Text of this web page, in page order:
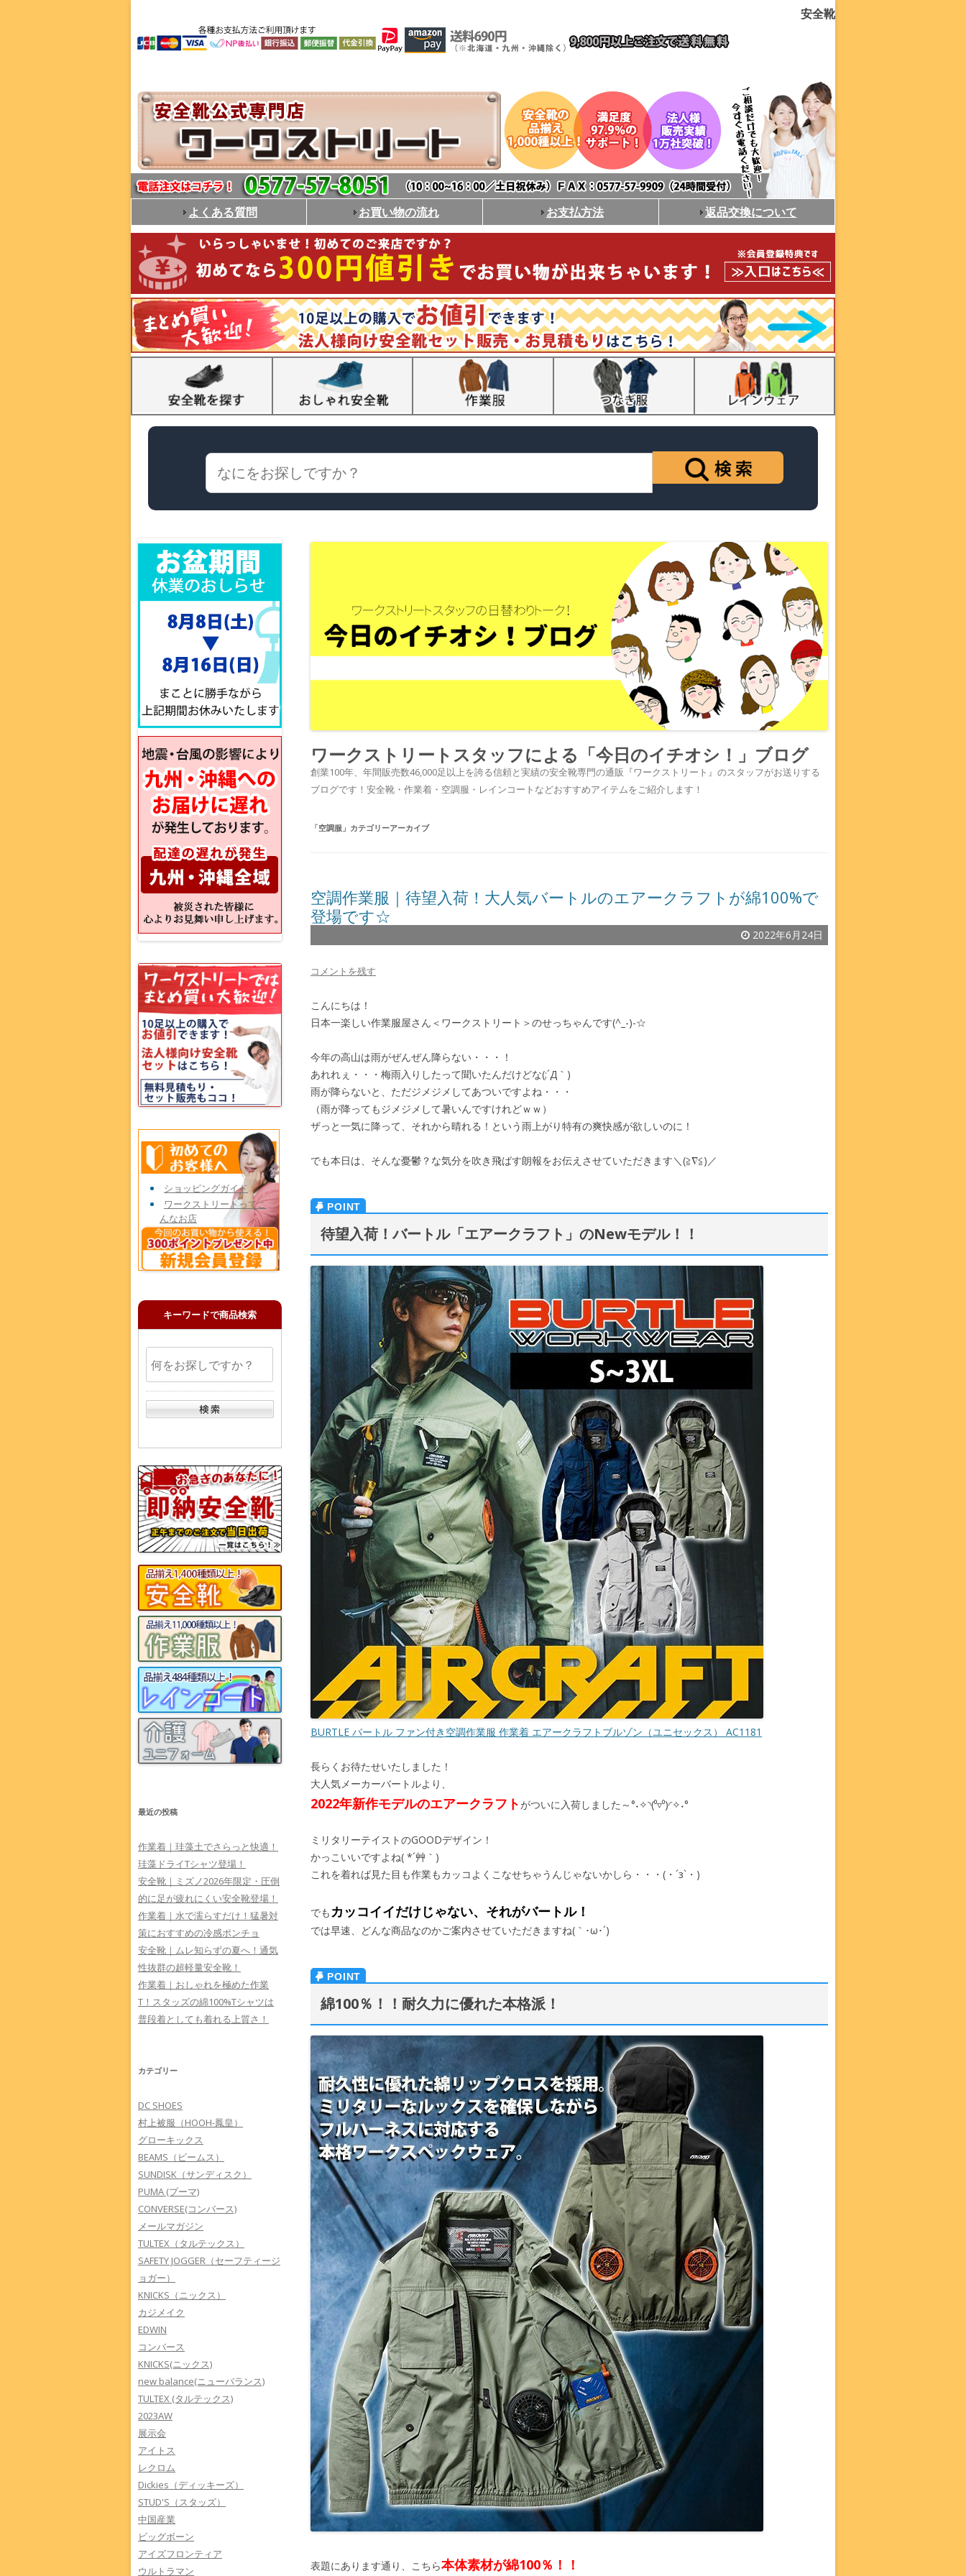
安全靴
よくある質問 お買い物の流れ お支払方法 返品交換について
ワークストリートスタッフによる「今日のイチオシ！」ブログ
創業100年、年間販売数46,000足以上を誇る信頼と実績の安全靴専門の通販『ワークストリート』のスタッフがお送りする
ブログです！安全靴・作業着・空調服・レインコートなどおすすめアイテムをご紹介します！
「空調服 」カテゴリーアーカイブ
空調作業服｜待望入荷！大人気バートルのエアークラフトが綿100%で
登場です☆
2022年6月24日
コメントを残す
こんにちは！
日本一楽しい作業服屋さん＜ワークストリート＞のせっちゃんです(^_-)-☆
今年の高山は雨がぜんぜん降らない・・・！
あれれぇ・・・梅雨入りしたって聞いたんだけどな(;´Д｀)
雨が降らないと、ただジメジメしてあついですよね・・・
（雨が降ってもジメジメして暑いんですけれどｗｗ）
ザっと一気に降って、それから晴れる！という雨上がり特有の爽快感が欲しいのに！
でも本日は、そんな憂鬱？な気分を吹き飛ばす朗報をお伝えさせていただきます＼(≧∇≦)／
待望入荷！バートル「エアークラフト」のNewモデル！！
BURTLE バートル ファン付き空調作業服 作業着 エアークラフトブルゾン（ユニセックス） AC1181
長らくお待たせいたしました！
大人気メーカーバートルより、
2022年新作モデルのエアークラフトがついに入荷しました～°˖✧◝(⁰▿⁰)◜✧˖°
ミリタリーテイストのGOODデザイン！
かっこいいですよね( *´艸｀)
これを着れば見た目も作業もカッコよくこなせちゃうんじゃないかしら・・・(・´з`・)
でもカッコイイだけじゃない、それがバートル！
では早速、どんな商品なのかご案内させていただきますね(｀･ω･´)
綿100％！！耐久力に優れた本格派！
表題にあります通り、こちら本体素材が綿100％！！
ショッピングガイド
ワークストリートってこ
んなお店
キーワードで商品検索
最近の投稿
作業着｜珪藻土でさらっと快適！
珪藻ドライTシャツ登場！
安全靴｜ミズノ2026年限定・圧倒
的に足が疲れにくい安全靴登場！
作業着｜水で濡らすだけ！猛暑対
策におすすめの冷感ポンチョ
安全靴｜ムレ知らずの夏へ！通気
性抜群の超軽量安全靴！
作業着｜おしゃれを極めた作業
T！スタッズの綿100%Tシャツは
普段着としても着れる上質さ！
カテゴリー
DC SHOES
村上被服（HOOH-鳳皇）
グローキックス
BEAMS（ビームス）
SUNDISK（サンディスク）
PUMA (プーマ)
CONVERSE(コンバース)
メールマガジン
TULTEX（タルテックス）
SAFETY JOGGER（セーフティージ
ョガー）
KNICKS（ニックス）
カジメイク
EDWIN
コンバース
KNICKS(ニックス)
new balance(ニューバランス)
TULTEX (タルテックス)
2023AW
展示会
アイトス
レクロム
Dickies（ディッキーズ）
STUD'S（スタッズ）
中国産業
ビッグボーン
アイズフロンティア
ウルトラマン